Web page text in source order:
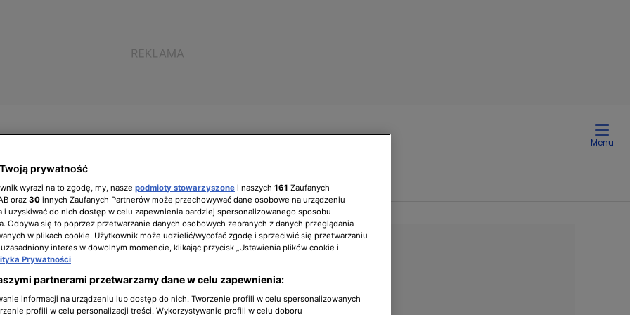
Menu
zarządzającyBiuro prasowe Kariera
prezenty
prywatność
wyrazi na to zgodę, my, nasze podmioty stowarzyszone i naszych 161 Zaufanych
oraz 30 innych Zaufanych Partnerów może przechowywać dane osobowe na urządzeniu
i uzyskiwać do nich dostęp w celu zapewnienia bardziej spersonalizowanego sposobu
Odbywa się to poprzez przetwarzanie danych osobowych zebranych z danych przeglądania
w plikach cookie. Użytkownik może udzielić/wycofać zgodę i sprzeciwić się przetwarzaniu
interes w dowolnym momencie, klikając przycisk „Ustawienia plików cookie i
Prywatności
partnerami przetwarzamy dane w celu zapewnienia:
informacji na urządzeniu lub dostęp do nich. Tworzenie profili w celu spersonalizowanych
profili w celu personalizacji treści. Wykorzystywanie profili w celu doboru